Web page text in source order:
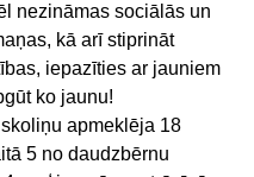
nezināmas sociālās un
kā arī stiprināt
iepazīties ar jauniem
ko jaunu!
apmeklēja 18
5 no daudzbērnu